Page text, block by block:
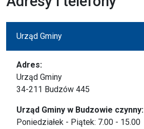
Urząd Gminy
Adres:
Urząd Gminy
34-211 Budzów 445
Urząd Gminy w Budzowie czynny:
Poniedziałek - Piątek: 7.00 - 15.00